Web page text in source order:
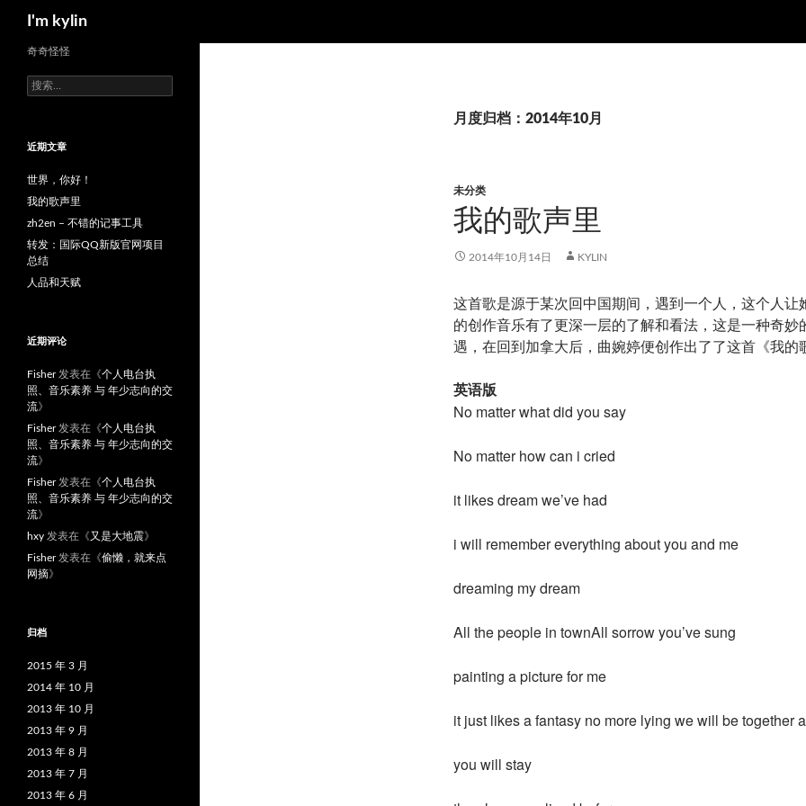
I'm kylin
月度归档：2014年10月
未分类
我的歌声里
2014年10月14日 KYLIN
这首歌是源于某次回中国期间，遇到一个人，这个人让
的创作音乐有了更深一层的了解和看法，这是一种奇妙
遇，在回到加拿大后，曲婉婷便创作出了了这首《我的
英语版
No matter what did you say
No matter how can i cried
it likes dream we’ve had
i will remember everything about you and me
dreaming my dream
All the people in townAll sorrow you’ve sung
painting a picture for me
it just likes a fantasy no more lying we will be together
you will stay
奇奇怪怪
搜
索：
近期文章
世界，你好！
我的歌声里
zh2en – 不错的记事工具
转发：国际QQ新版官网项目
总结
人品和天赋
近期评论
Fisher发表在《个人电台执
照、音乐素养 与 年少志向的交
流》
Fisher发表在《个人电台执
照、音乐素养 与 年少志向的交
流》
Fisher发表在《个人电台执
照、音乐素养 与 年少志向的交
流》
hxy 发表在《又是大地震》
Fisher发表在《偷懒，就来点
网摘》
归档
2015 年 3 月
2014 年 10 月
2013 年 10 月
2013 年 9 月
2013 年 8 月
2013 年 7 月
2013 年 6 月